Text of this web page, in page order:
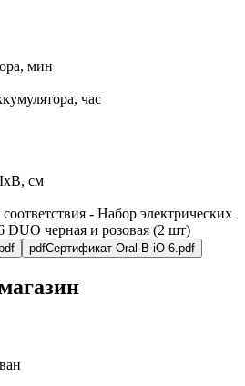
мин
час
см
- Набор электрических
черная и розовая (2 шт)
pdfСертификат Oral-B iO 6.pdf